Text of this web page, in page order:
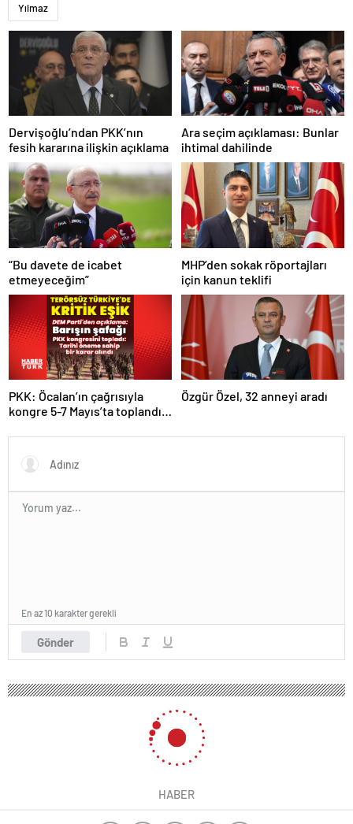
Yılmaz
Dervişoğlu’ndan PKK’nın
fesih kararına ilişkin açıklama
Ara seçim açıklaması: Bunlar
ihtimal dahilinde
“Bu davete de icabet
etmeyeceğim”
MHP’den sokak röportajları
için kanun teklifi
PKK: Öcalan’ın çağrısıyla
kongre 5-7 Mayıs’ta toplandı!
Özgür Özel, 32 anneyi aradı
Gönder
En az 10 karakter gerekli
HABER